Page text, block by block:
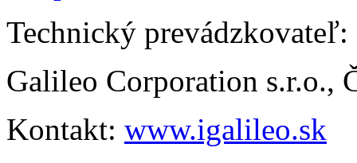
Technický prevádzkovateľ:
Galileo Corporation s.r.o.,
Kontakt: www.igalileo.sk